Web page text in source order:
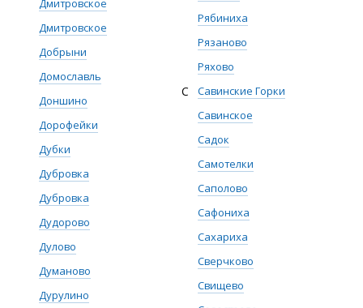
Дмитровское
Дмитровское
Добрыни
Домославль
Доншино
Дорофейки
Дубки
Дубровка
Дубровка
Дудорово
Дулово
Думаново
Дурулино
Рябиниха
Рязаново
Ряхово
С
Савинские Горки
Савинское
Садок
Самотелки
Саполово
Сафониха
Сахариха
Сверчково
Свищево